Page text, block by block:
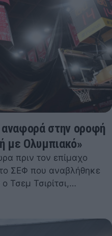
στην οροφή
με Ολυμπιακό»
πριν τον επίμαχο
ΣΕΦ που αναβλήθηκε
Τσεμ Τσιρίτσι,…